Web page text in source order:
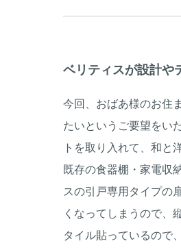
ベリティスが設計や
今回、おばあ様のお住
たいというご要望をい
トを取り入れて、和と
既存の食器棚・家電収
スの引戸専用タイプの
くなってしまうので、
タイル貼っているので